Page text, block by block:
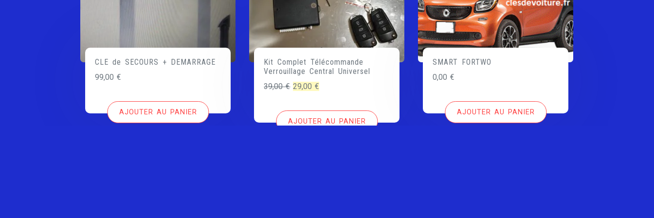
CLE de SECOURS + DEMARRAGE
99,00€
AJOUTER AU PANIER
Kit Complet Télécommande
Verrouillage Central Universel
39,00€ Le
initial
était :
29,00€
actuel
est :
AJOUTER AU PANIER
SMART FORTWO
0,00€
AJOUTER AU PANIER